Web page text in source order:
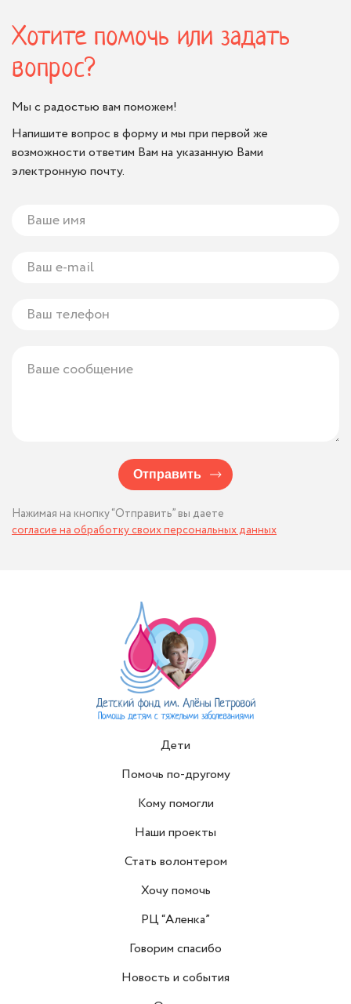
Хотите помочь или задать
вопрос?
Мы с радостью вам поможем!
Напишите вопрос в форму и мы при первой же
возможности ответим Вам на указанную Вами
электронную почту.
Отправить
Нажимая на кнопку “Отправить” вы даете
согласие на обработку своих персональных данных
Дети
Помочь по-другому
Кому помогли
Наши проекты
Стать волонтером
Хочу помочь
РЦ “Аленка”
Говорим спасибо
Новость и события